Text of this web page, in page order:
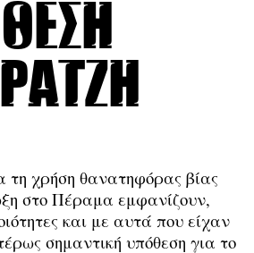
χρήση θανατηφόρας βίας
στο Πέραμα εμφανίζουν,
και με αυτά που είχαν
σημαντική υπόθεση για το